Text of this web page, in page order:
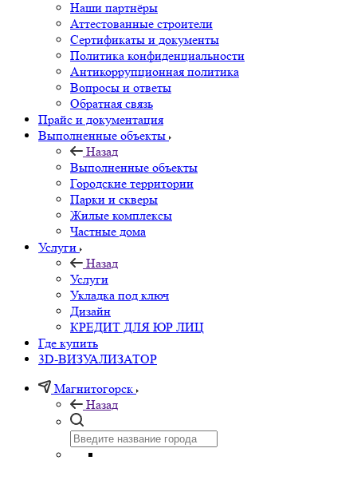
Наши партнёры
Аттестованные строители
Сертификаты и документы
Политика конфиденциальности
Антикоррупционная политика
Вопросы и ответы
Обратная связь
Прайс и документация
Выполненные объекты
Назад
Выполненные объекты
Городские территории
Парки и скверы
Жилые комплексы
Частные дома
Услуги
Назад
Услуги
Укладка под ключ
Дизайн
КРЕДИТ ДЛЯ ЮР ЛИЦ
Где купить
3D-ВИЗУАЛИЗАТОР
Магнитогорск
Назад